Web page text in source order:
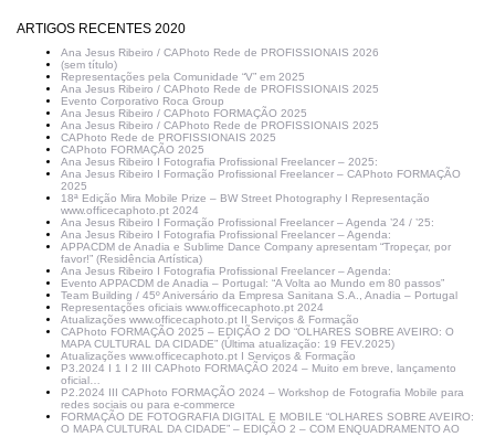
ARTIGOS RECENTES 2020
Ana Jesus Ribeiro / CAPhoto Rede de PROFISSIONAIS 2026
(sem título)
Representações pela Comunidade “V” em 2025
Ana Jesus Ribeiro / CAPhoto Rede de PROFISSIONAIS 2025
Evento Corporativo Roca Group
Ana Jesus Ribeiro / CAPhoto FORMAÇÃO 2025
Ana Jesus Ribeiro / CAPhoto Rede de PROFISSIONAIS 2025
CAPhoto Rede de PROFISSIONAIS 2025
CAPhoto FORMAÇÃO 2025
Ana Jesus Ribeiro I Fotografia Profissional Freelancer – 2025:
Ana Jesus Ribeiro I Formação Profissional Freelancer – CAPhoto FORMAÇÃO
2025
18ª Edição Mira Mobile Prize – BW Street Photography I Representação
www.officecaphoto.pt 2024
Ana Jesus Ribeiro I Formação Profissional Freelancer – Agenda ’24 / ’25:
Ana Jesus Ribeiro I Fotografia Profissional Freelancer – Agenda:
APPACDM de Anadia e Sublime Dance Company apresentam “Tropeçar, por
favor!” (Residência Artística)
Ana Jesus Ribeiro I Fotografia Profissional Freelancer – Agenda:
Evento APPACDM de Anadia – Portugal: “A Volta ao Mundo em 80 passos”
Team Building / 45º Aniversário da Empresa Sanitana S.A., Anadia – Portugal
Representações oficiais www.officecaphoto.pt 2024
Atualizações www.officecaphoto.pt II Serviços & Formação
CAPhoto FORMAÇÃO 2025 – EDIÇÃO 2 DO “OLHARES SOBRE AVEIRO: O
MAPA CULTURAL DA CIDADE” (Última atualização: 19 FEV.2025)
Atualizações www.officecaphoto.pt I Serviços & Formação
P3.2024 I 1 I 2 III CAPhoto FORMAÇÃO 2024 – Muito em breve, lançamento
oficial…
P2.2024 III CAPhoto FORMAÇÃO 2024 – Workshop de Fotografia Mobile para
redes sociais ou para e-commerce
FORMAÇÃO DE FOTOGRAFIA DIGITAL E MOBILE “OLHARES SOBRE AVEIRO:
O MAPA CULTURAL DA CIDADE” – EDIÇÃO 2 – COM ENQUADRAMENTO AO